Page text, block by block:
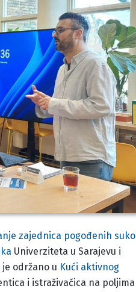
zajednica pogođenih
Univerziteta u Sarajevu i
održano u Kući aktivnog
i istraživačica na poljima